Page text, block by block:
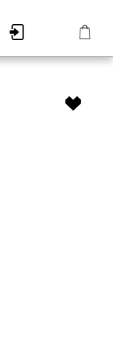
РегистрацияКорзина